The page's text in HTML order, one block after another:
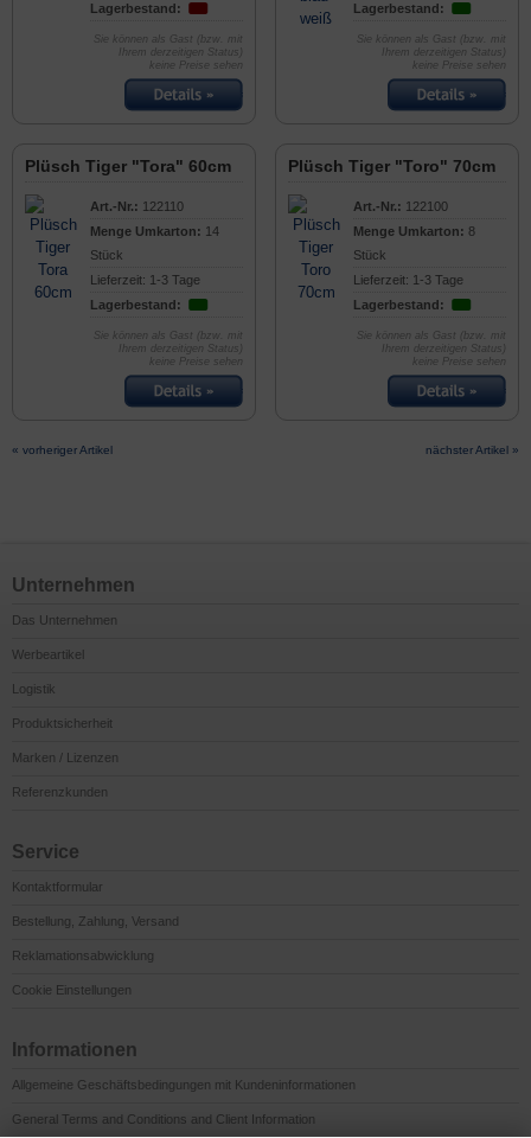
Lagerbestand:
Sie können als Gast (bzw. mit
Ihrem derzeitigen Status)
keine Preise sehen
Lagerbestand:
Sie können als Gast (bzw. mit
Ihrem derzeitigen Status)
keine Preise sehen
Plüsch Tiger "Tora" 60cm
Art.-Nr.: 122110
Menge Umkarton: 14
Stück
Lieferzeit: 1-3 Tage
Lagerbestand:
Sie können als Gast (bzw. mit
Ihrem derzeitigen Status)
keine Preise sehen
Plüsch Tiger "Toro" 70cm
Art.-Nr.: 122100
Menge Umkarton: 8
Stück
Lieferzeit: 1-3 Tage
Lagerbestand:
Sie können als Gast (bzw. mit
Ihrem derzeitigen Status)
keine Preise sehen
« vorheriger Artikel nächster Artikel »
Unternehmen
Das Unternehmen
Werbeartikel
Logistik
Produktsicherheit
Marken / Lizenzen
Referenzkunden
Service
Kontaktformular
Bestellung, Zahlung, Versand
Reklamationsabwicklung
Cookie Einstellungen
Informationen
Allgemeine Geschäftsbedingungen mit Kundeninformationen
General Terms and Conditions and Client Information